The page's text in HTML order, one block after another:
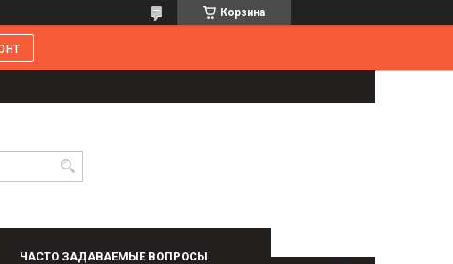
Корзина
ЧАСТО ЗАДАВАЕМЫЕ ВОПРОСЫ